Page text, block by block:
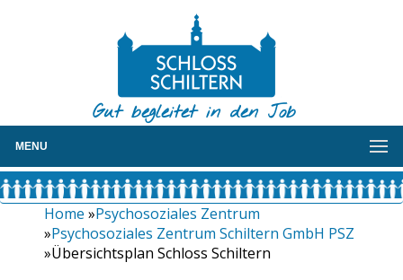
Gut begleitet in den Job
MENU
Home »Psychosoziales Zentrum
»Psychosoziales Zentrum Schiltern GmbH PSZ
»Übersichtsplan Schloss Schiltern